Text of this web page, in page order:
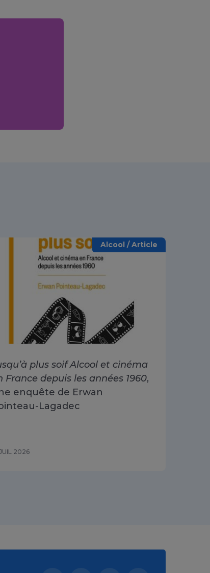
Alcool / Article
plus soif Alcool et cinéma
France depuis les années 1960,
enquête de Erwan
Lagadec
2026